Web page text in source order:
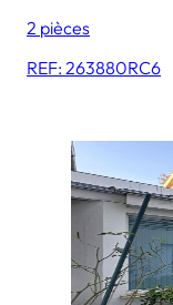
2 pièces
REF: 263880RC6